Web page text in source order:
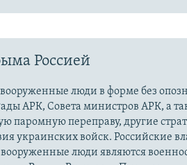
Россией
вооруженные люди в форме без
АРК, Совета министров АРК, а
паромную переправу, другие
украинских войск. Российские
вооруженные люди являются